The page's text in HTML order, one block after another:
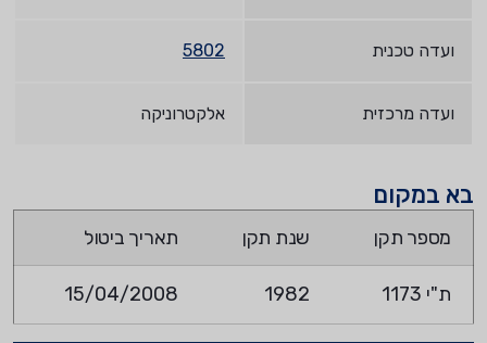
ועדה טכנית 5802
ועדה מרכזית אלקטרוניקה
בא במקום
מספר תקן שנת תקן תאריך ביטול
ת"י 1173 1982
15/04/2008